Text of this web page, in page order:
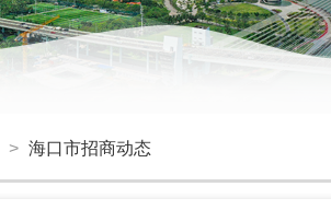
> 海口市招商动态